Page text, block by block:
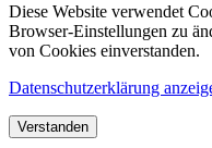
Diese Website verwendet
Browser-Einstellungen zu
von Cookies einverstanden.
Datenschutzerklärung
Verstanden